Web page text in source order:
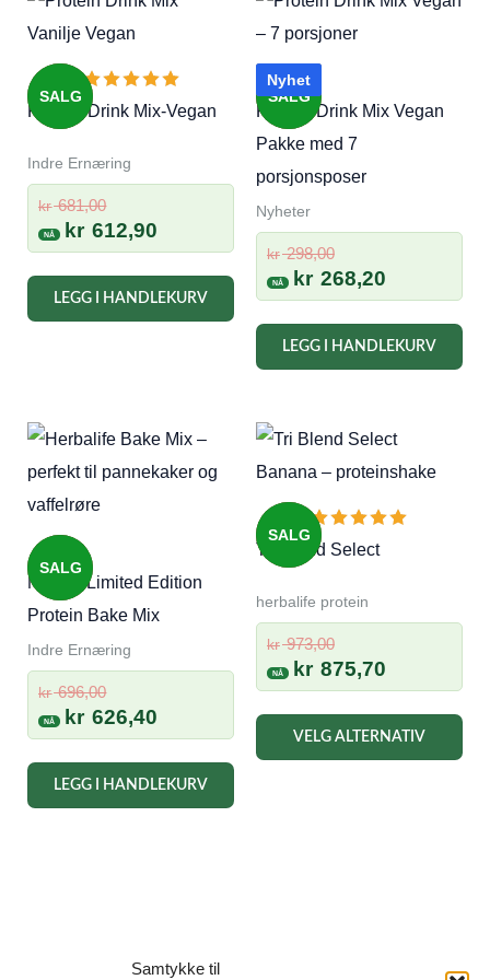
Samtykke til
Alternativene
kan
velges
produktsiden
SALG
Protein Drink Mix-Vegan
Indre Ernæring
kr681,00Opprinnelig
pris
var:
kr 681,00.
kr 612,90 Nåværende
pris
er:
kr 612,90.
LEGG I HANDLEKURV
SALG
Nyhet
Protein Drink Mix Vegan
Pakke med 7
porsjonsposer
Nyheter
kr298,00Opprinnelig
pris
var:
kr 298,00.
kr 268,20
pris
er:
kr 268,20.
LEGG I HANDLEKURV
SALG
Nyhet!! Limited Edition
Protein Bake Mix
Indre Ernæring
kr696,00Opprinnelig
pris
var:
kr 696,00.
kr 626,40 Nåværende
pris
er:
kr 626,40.
LEGG I HANDLEKURV
SALG
Tri Blend Select
herbalife protein
kr973,00Opprinnelig
pris
var:
kr 973,00.
kr 875,70
pris
er:
kr 875,70.
VELG ALTERNATIV